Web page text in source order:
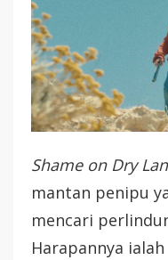
Shame on Dry
mantan penipu
mencari
Harapannya